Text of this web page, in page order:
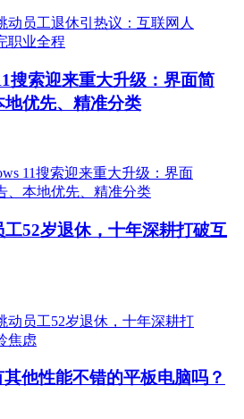
搜索迎来重大升级：界面简
优先、精准分类
52岁退休，十年深耕打破互
他性能不错的平板电脑吗？